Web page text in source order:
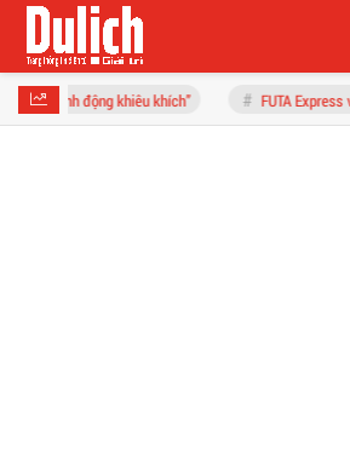
khích” FUTA Express và VET hợp tác